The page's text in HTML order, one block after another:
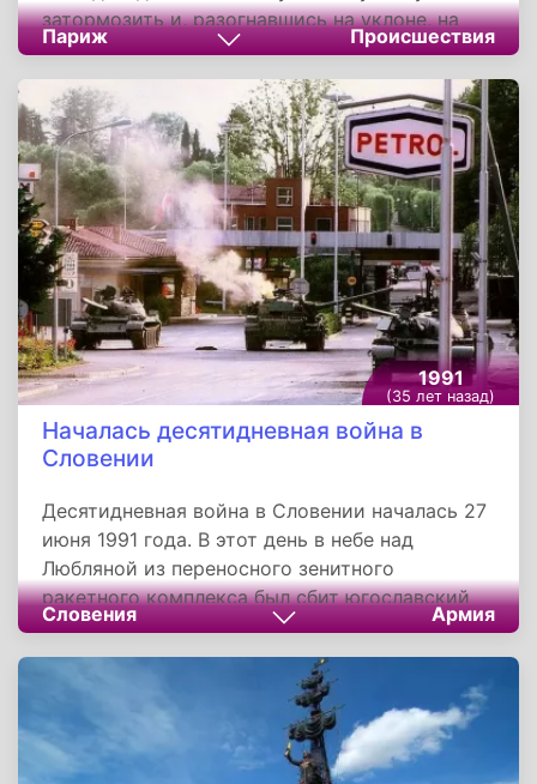
затормозить и, разогнавшись на уклоне, на
большой скорости врезался в голову
стоявшего у платформы переполненного
состава. В результате страшной катастрофы
погибли 56 человек, 57 получили ранения.
Одной из первопричин трагедии стал
самовольный срыв стоп-крана одной из
пассажирок.
Париж Происшествия
1991
(35 лет назад)
Началась десятидневная война в
Словении
Десятидневная война в Словении началась 27
июня 1991 года. В этот день в небе над
Любляной из переносного зенитного
ракетного комплекса был сбит югославский
вертолет Ми-8. В тот же день югославские
десантники установили контроль за
аэропортом Брник. Выступившая из
хорватского Вараждина колонна 32-й
механизированной бригады Югославской
армии была блокирована баррикадой из
Словения Армия